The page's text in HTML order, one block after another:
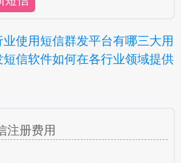
业使用短信群发平台有哪三大用
短信软件如何在各行业领域提供
注册费用